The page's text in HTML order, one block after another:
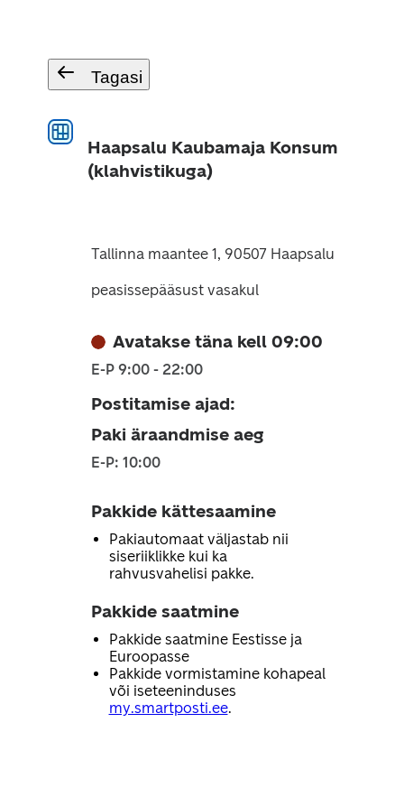
Tagasi
Haapsalu Kaubamaja Konsum
(klahvistikuga)
Tallinna maantee 1, 90507 Haapsalu
peasissepääsust vasakul
Avatakse täna kell 09:00
E-P 9:00 - 22:00
Postitamise ajad:
Paki äraandmise aeg
E-P: 10:00
Pakkide kättesaamine
Pakiautomaat väljastab nii
siseriiklikke kui ka
rahvusvahelisi pakke.
Pakkide saatmine
Pakkide saatmine Eestisse ja
Euroopasse
Pakkide vormistamine kohapeal
või iseteeninduses
my.smartposti.ee.